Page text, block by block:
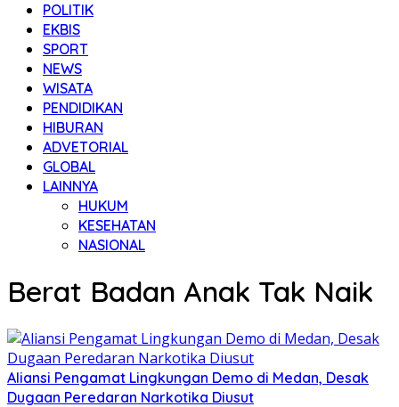
POLITIK
EKBIS
SPORT
NEWS
WISATA
PENDIDIKAN
HIBURAN
ADVETORIAL
GLOBAL
LAINNYA
HUKUM
KESEHATAN
NASIONAL
Berat Badan Anak Tak Naik
Aliansi Pengamat Lingkungan Demo di Medan, Desak
Dugaan Peredaran Narkotika Diusut